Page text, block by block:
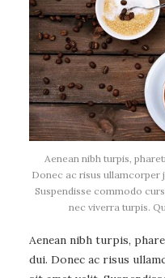
Aenean nibh turpis,
Donec ac risus ullamcorper
Suspendisse commodo
nec viverra turpis.
Aenean nibh turpis,
dui. Donec ac risus